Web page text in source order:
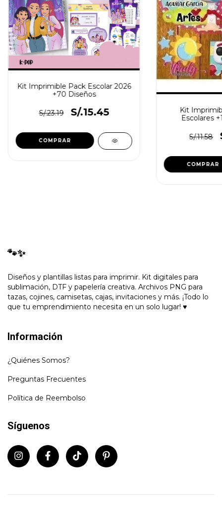
Kit Imprimible Pack Escolar 2026
+70 Diseños
S/.23.19 S/.15.45
Kit
Escolares
S/.11.58
🐾✨
Diseños y plantillas listas para imprimir. Kit digitales para
sublimación, DTF y papelería creativa. Archivos PNG para
tazas, cojines, camisetas, cajas, invitaciones y más. ¡Todo lo
que tu emprendimiento necesita en un solo lugar! ♥
Información
¿Quiénes Somos?
Preguntas Frecuentes
Política de Reembolso
Síguenos